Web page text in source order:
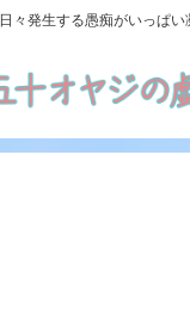
日々発生する愚痴がいっぱい